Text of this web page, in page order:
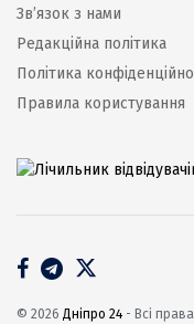
Зв’язок з нами
Редакційна політика
Політика
Правила користування
© 2026 Дніпро 24 - Всі